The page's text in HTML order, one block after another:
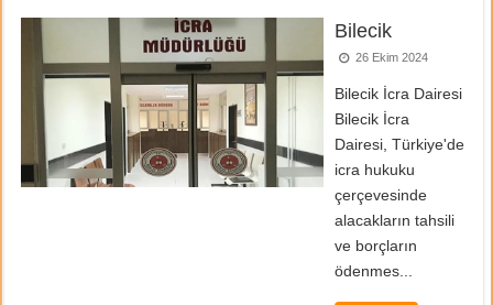
Bilecik
26 Ekim 2024
Bilecik İcra Dairesi
Bilecik İcra
Dairesi, Türkiye'de
icra hukuku
çerçevesinde
alacakların tahsili
ve borçların
ödenmes...